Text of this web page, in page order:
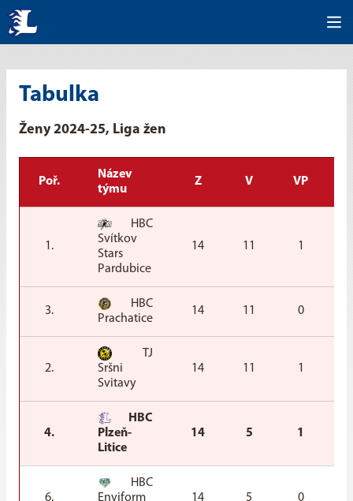
Tabulka
Ženy 2024-25, Liga žen
Poř.
Název
týmu
Z V VP
1.
HBC
Svítkov
Stars
Pardubice
14 11 1
3.
HBC
Prachatice
14 11 0
2.
TJ
Sršni
Svitavy
14 11 1
4.
HBC
Plzeň-
Litice
14 5 1
6.
HBC
Enviform
14 5 0